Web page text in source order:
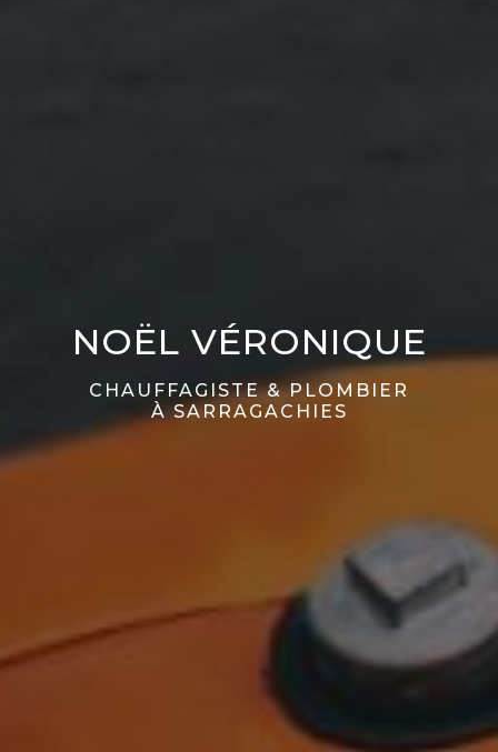
NOËL VÉRONIQUE
CHAUFFAGISTE & PLOMBIER
À SARRAGACHIES